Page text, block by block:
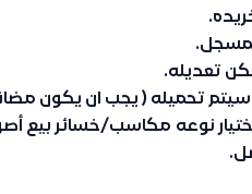
تعديله.
سيتم تحميله ( يجب ان يكون
نوعه مكاسب/خسائر بيع